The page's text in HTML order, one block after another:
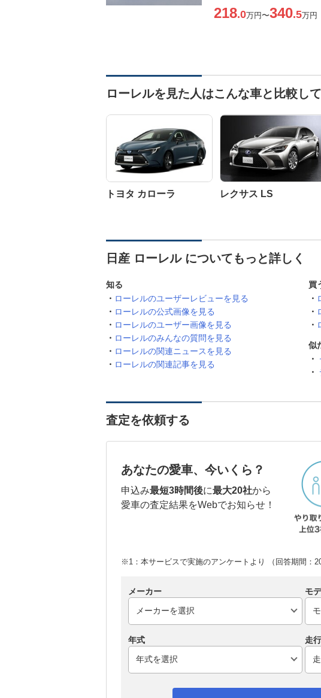
218.0万円〜340.5万円
ローレルを見た人はこんな車と比較し
トヨタ カローラ レクサス LS
日産 ローレル についてもっと詳しく
知る
ローレルのユーザーレビューを見る
ローレルの公式画像を見る
ローレルのユーザー画像を見る
ローレルのみんなの質問を見る
ローレルの関連ニュースを見る
ローレルの関連記事を見る
買
似
査定を依頼する
あなたの愛車、今いくら？
申込み最短3時間後に最大20社から
愛車の査定結果をWebでお知らせ！
※1：本サービスで実施のアンケートより （回答期間：
メーカー モ
年式 走